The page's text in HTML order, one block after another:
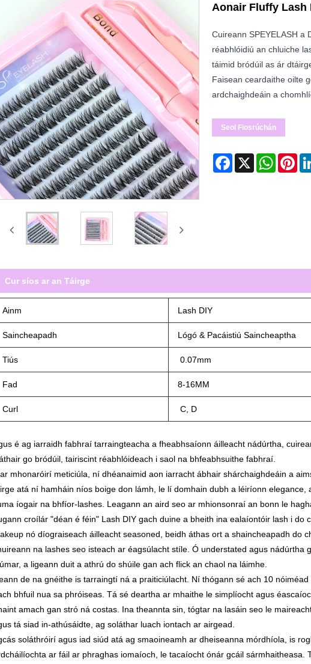
Aonair Fluffy Lash
Cuireann SPEYELASH a
réabhlóidiú an chluiche
táimid bródúil as ár
Faisean ceardaithe oilte
ardchaighdeáin a
Seol Fiosrúchán
Facebook
X
Cur síos ar an Táirge
Ainm Lash DIY
Saincheapadh Lógó & Pacáistiú Saincheaptha
Tiús 0.07mm
Fad 8-16MM
Curl C, D
é ag iarraidh fabhraí tarraingteacha a fheabhsaíonn áilleacht nádúrtha,
go bródúil, tairiscint réabhlóideach i saol na bhfeabhsuithe fabhraí.
mhonaróirí meticiúla, ní dhéanaimid aon iarracht ábhair shárchaighdeáin a
atá ní hamháin níos boige don lámh, le lí domhain dubh a léiríonn
íogair na bhfíor-lashes. Leagann an aird seo ar mhionsonraí an bonn le
croílár "déan é féin" Lash DIY gach duine a bheith ina ealaíontóir lash i do
nó díograiseach áilleacht seasoned, beidh áthas ort a shaincheapadh do
na lashes seo isteach ar éagsúlacht stíle. Ó understated agus nádúrtha
a ligeann duit a athrú do shúile gan ach flick an chaol na láimhe.
de na gnéithe is tarraingtí ná a praiticiúlacht. Ní thógann sé ach 10
bhfuil nua sa phróiseas. Tá sé deartha ar mhaithe le simplíocht agus
amach gan stró ná costas. Ina theannta sin, tógtar na lasáin seo le
tá siad in-athúsáidte, ag soláthar luach iontach ar airgead.
soláthróirí agus iad siúd atá ag smaoineamh ar dheiseanna mórdhíola, is
ar fáil ar phraghas iomaíoch, le tacaíocht ónár gcáil sármhaitheasa.